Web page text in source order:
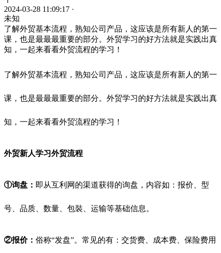
2024-03-28 11:09:17 ·
未知
了解外贸基本流程，熟知公司产品，这应该是所有新人的第一
课，也是最最最重要的部分。外贸学习的好方法就是实践出真
知，一起来看看外贸流程的学习！
了解外贸基本流程，熟知公司产品，这应该是所有新人的第一
课，也是最最最重要的部分。外贸学习的好方法就是实践出真
知，一起来看看外贸流程的学习！
外贸新人学习外贸流程
①询盘： 即从互利网的渠道获得的询盘，内容如：报价、型
号、品质、数量、包裝、运输等基础信息。
②报价： 俗称“发盘”。常见的有：交货费、成本费、保险费用